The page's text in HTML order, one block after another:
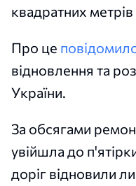
квадратних
Про це
відновлення та
України.
За обсягами
увійшла до
доріг відновили